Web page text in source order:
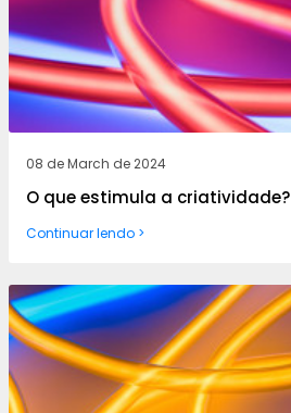
08 de March de 2024
O que estimula a criatividade?
Continuar lendo >